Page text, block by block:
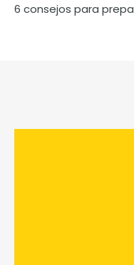
6 consejos para